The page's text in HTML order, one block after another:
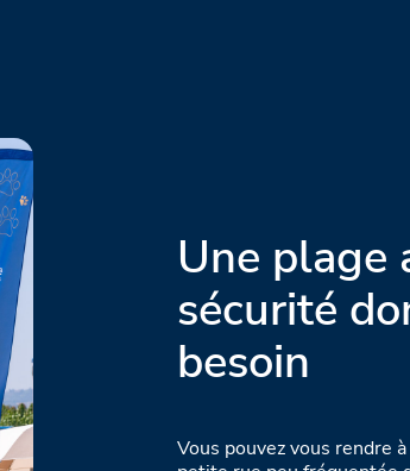
Une plage
sécurité
besoin
Vous pouvez vous rendre